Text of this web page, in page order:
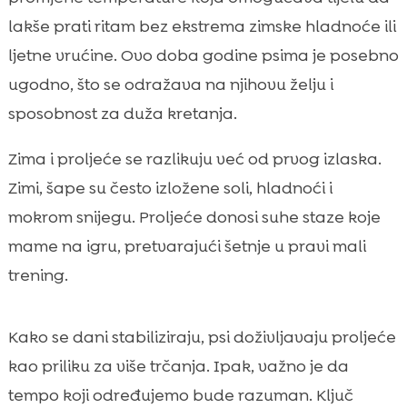
lakše prati ritam bez ekstrema zimske hladnoće ili
ljetne vrućine. Ovo doba godine psima je posebno
ugodno, što se odražava na njihovu želju i
sposobnost za duža kretanja.
Zima i proljeće se razlikuju već od prvog izlaska.
Zimi, šape su često izložene soli, hladnoći i
mokrom snijegu. Proljeće donosi suhe staze koje
mame na igru, pretvarajući šetnje u pravi mali
trening.
Kako se dani stabiliziraju, psi doživljavaju proljeće
kao priliku za više trčanja. Ipak, važno je da
tempo koji određujemo bude razuman. Ključ